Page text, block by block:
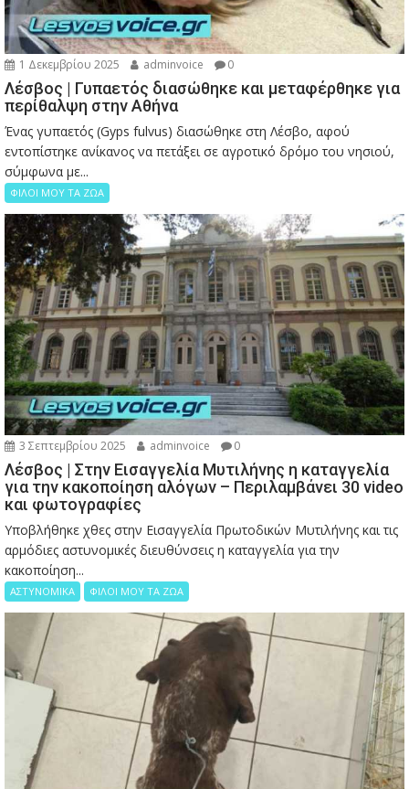
1 Δεκεμβρίου 2025 adminvoice 0
Λέσβος | Γυπαετός διασώθηκε και μεταφέρθηκε για
περίθαλψη στην Αθήνα
Ένας γυπαετός (Gyps fulvus) διασώθηκε στη Λέσβο, αφού
εντοπίστηκε ανίκανος να πετάξει σε αγροτικό δρόμο του νησιού,
σύμφωνα με...
ΦΙΛΟΙ ΜΟΥ ΤΑ ΖΩΑ
3 Σεπτεμβρίου 2025 adminvoice 0
Λέσβος | Στην Εισαγγελία Μυτιλήνης η καταγγελία
για την κακοποίηση αλόγων – Περιλαμβάνει 30 video
και φωτογραφίες
Υποβλήθηκε χθες στην Εισαγγελία Πρωτοδικών Μυτιλήνης και τις
αρμόδιες αστυνομικές διευθύνσεις η καταγγελία για την
κακοποίηση...
ΑΣΤΥΝΟΜΙΚΑ ΦΙΛΟΙ ΜΟΥ ΤΑ ΖΩΑ